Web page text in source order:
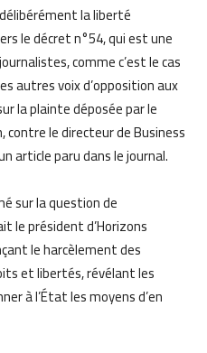
la liberté
le décret n°54, qui est une
comme c’est le cas
autres voix d’opposition aux
la plainte déposée par le
le directeur de Business
article paru dans le journal.
sur la question de
le président d’Horizons
le harcèlement des
et libertés, révélant les
à l’État les moyens d’en